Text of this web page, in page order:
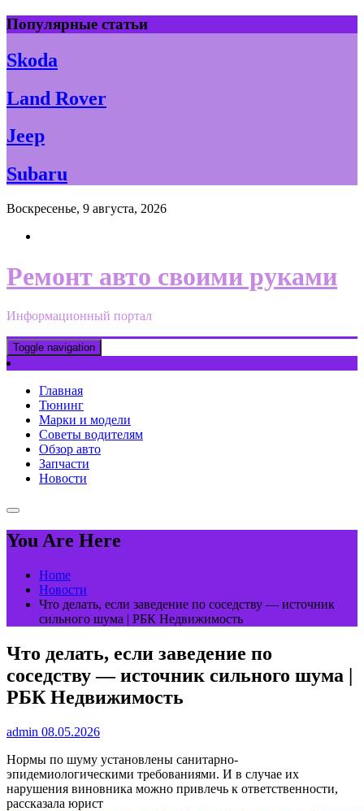
Skip
to
content
Популярные статьи
Skoda
Land Rover
Jeep
Subaru
Воскресенье, 9 августа, 2026
Ремонт авто своими руками
Информационный портал
Toggle navigation
Главная
Тюнинг
Марки и модели
Советы водителям
Обзор авто
Запчасти
Новости
You Are Here
Home
Новости
Что делать, если заведение по соседству — источник
сильного шума | РБК Недвижимость
Что делать, если заведение по
соседству — источник сильного шума |
РБК Недвижимость
admin 08.05.2026
Нормы по шуму установлены санитарно-
эпидемиологическими требованиями. И в случае их
нарушения виновника можно привлечь к ответственности,
рассказала юрист